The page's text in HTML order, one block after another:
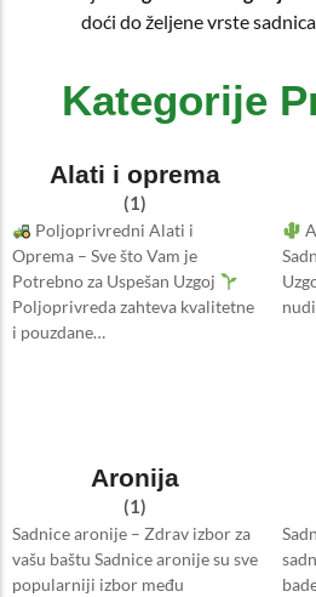
doći do željene vrste
Kategorije
Alati i oprema
(1)
Poljoprivredni Alati i
Oprema – Sve što Vam je
Potrebno za Uspešan Uzgoj
Poljoprivreda zahteva kvalitetne
i pouzdane…
Aronija
(1)
Sadnice aronije – Zdrav izbor za
vašu baštu Sadnice aronije su sve
popularniji izbor među